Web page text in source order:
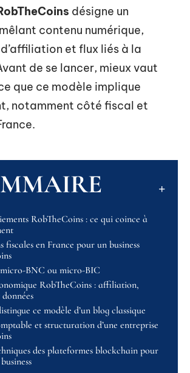
désigne un
contenu numérique,
et flux liés à la
de se lancer, mieux vaut
que ce modèle implique
notamment côté fiscal et
RobTheCoins : ce qui coince à
fiscales en France pour un business
BNC ou micro-BIC
RobTheCoins : affiliation,
ce modèle d’un blog classique
et structuration d’une entreprise
des plateformes blockchain pour